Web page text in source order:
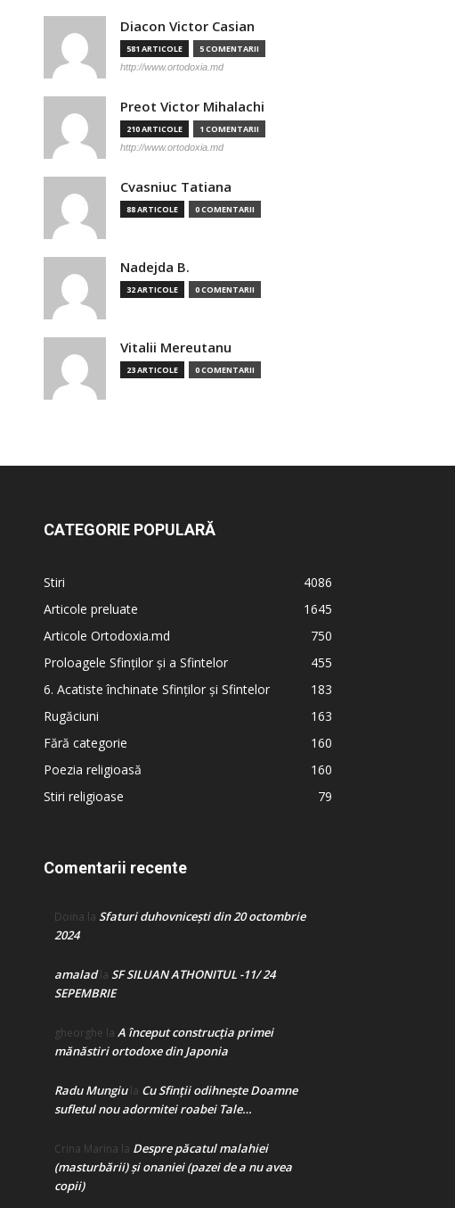
Diacon Victor Casian
581 ARTICOLE 5 COMENTARII
http://www.ortodoxia.md
Preot Victor Mihalachi
210 ARTICOLE 1 COMENTARII
http://www.ortodoxia.md
Cvasniuc Tatiana
88 ARTICOLE 0 COMENTARII
Nadejda B.
32 ARTICOLE 0 COMENTARII
Vitalii Mereutanu
23 ARTICOLE 0 COMENTARII
CATEGORIE POPULARĂ
Stiri
4086
Articole preluate
1645
Articole Ortodoxia.md
750
Proloagele Sfinților și a Sfintelor
455
6. Acatiste închinate Sfinților și Sfintelor
183
Rugăciuni
163
Fără categorie
160
Poezia religioasă
160
Stiri religioase
79
Comentarii recente
Doina la Sfaturi duhovnicești din 20 octombrie
2024
amaladla SF SILUAN ATHONITUL -11/ 24
SEPEMBRIE
gheorghe la A început construcţia primei
mănăstiri ortodoxe din Japonia
Radu Mungiula Cu Sfinții odihnește Doamne
sufletul nou adormitei roabei Tale…
Crina Marina la Despre păcatul malahiei
(masturbării) şi onaniei (pazei de a nu avea
copii)